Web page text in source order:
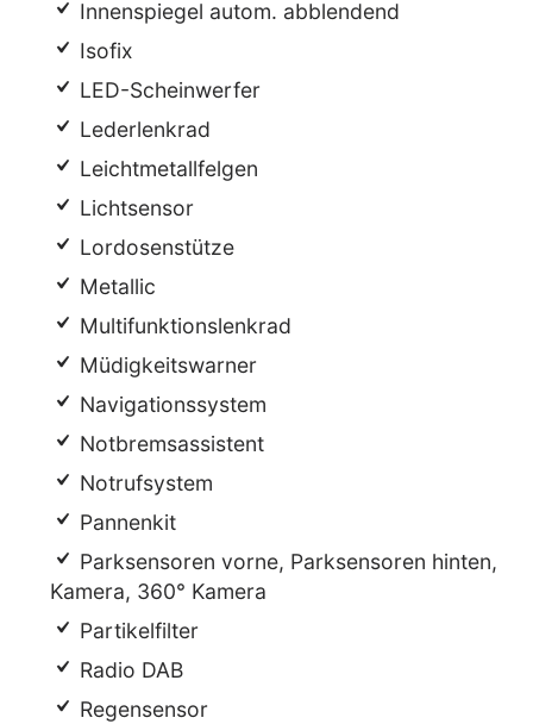
Innenspiegel autom. abblendend
Isofix
LED-Scheinwerfer
Lederlenkrad
Leichtmetallfelgen
Lichtsensor
Lordosenstütze
Metallic
Multifunktionslenkrad
Müdigkeitswarner
Navigationssystem
Notbremsassistent
Notrufsystem
Pannenkit
Parksensoren vorne, Parksensoren hinten,
Kamera, 360° Kamera
Partikelfilter
Radio DAB
Regensensor